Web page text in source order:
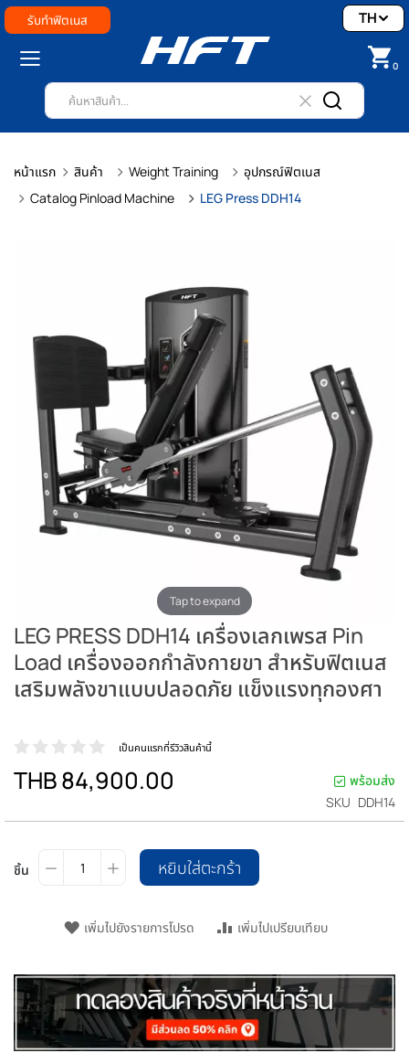
รับทำฟิตเนส
0
TH
หน้าแรก สินค้า Weight Training
อุปกรณ์ฟิตเนส
Catalog Pinload Machine
LEG Press DDH14
Tap to expand
LEG PRESS DDH14 เครื่องเลกเพรส Pin
Load เครื่องออกกำลังกายขา สำหรับฟิตเนส
เสริมพลังขาแบบปลอดภัย แข็งแรงทุกองศา
เป็นคนแรกที่รีวิวสินค้านี้
THB 84,900.00
พร้อมส่ง
SKU DDH14
ชิ้น หยิบใส่ตะกร้า
เพิ่มไปยังรายการโปรด เพิ่มไปเปรียบเทียบ